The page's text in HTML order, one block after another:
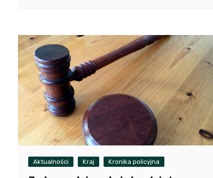
Aktualności Kraj Kronika policyjna